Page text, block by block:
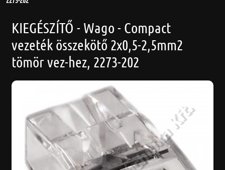
KIEGÉSZÍTŐ - Wago - Compact
vezeték összekötő 2x0,5-2,5mm2
tömör vez-hez, 2273-202